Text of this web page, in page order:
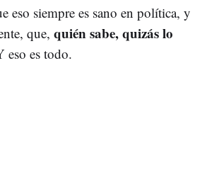
eso siempre es sano en política, y
que, quién sabe, quizás lo
eso es todo.